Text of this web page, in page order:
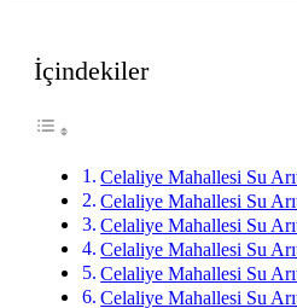
İçindekiler
Celaliye Mahallesi Su
Celaliye Mahallesi Su
Celaliye Mahallesi Su
Celaliye Mahallesi Su
Celaliye Mahallesi Su
Celaliye Mahallesi Su